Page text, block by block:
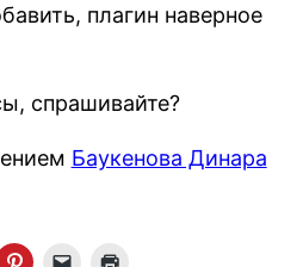
плагин наверное
спрашивайте?
Баукенова Динара